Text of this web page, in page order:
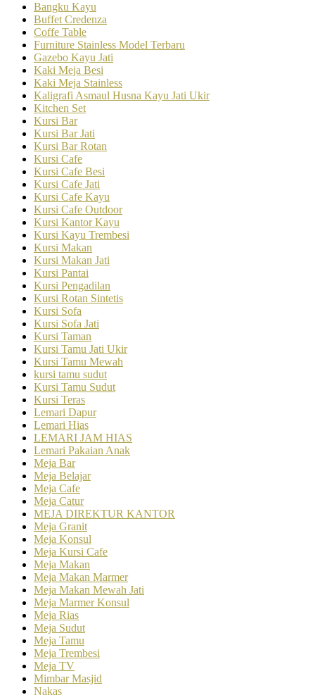
Bangku Kayu
Buffet Credenza
Coffe Table
Furniture Stainless Model Terbaru
Gazebo Kayu Jati
Kaki Meja Besi
Kaki Meja Stainless
Kaligrafi Asmaul Husna Kayu Jati Ukir
Kitchen Set
Kursi Bar
Kursi Bar Jati
Kursi Bar Rotan
Kursi Cafe
Kursi Cafe Besi
Kursi Cafe Jati
Kursi Cafe Kayu
Kursi Cafe Outdoor
Kursi Kantor Kayu
Kursi Kayu Trembesi
Kursi Makan
Kursi Makan Jati
Kursi Pantai
Kursi Pengadilan
Kursi Rotan Sintetis
Kursi Sofa
Kursi Sofa Jati
Kursi Taman
Kursi Tamu Jati Ukir
Kursi Tamu Mewah
kursi tamu sudut
Kursi Tamu Sudut
Kursi Teras
Lemari Dapur
Lemari Hias
LEMARI JAM HIAS
Lemari Pakaian Anak
Meja Bar
Meja Belajar
Meja Cafe
Meja Catur
MEJA DIREKTUR KANTOR
Meja Granit
Meja Konsul
Meja Kursi Cafe
Meja Makan
Meja Makan Marmer
Meja Makan Mewah Jati
Meja Marmer Konsul
Meja Rias
Meja Sudut
Meja Tamu
Meja Trembesi
Meja TV
Mimbar Masjid
Nakas